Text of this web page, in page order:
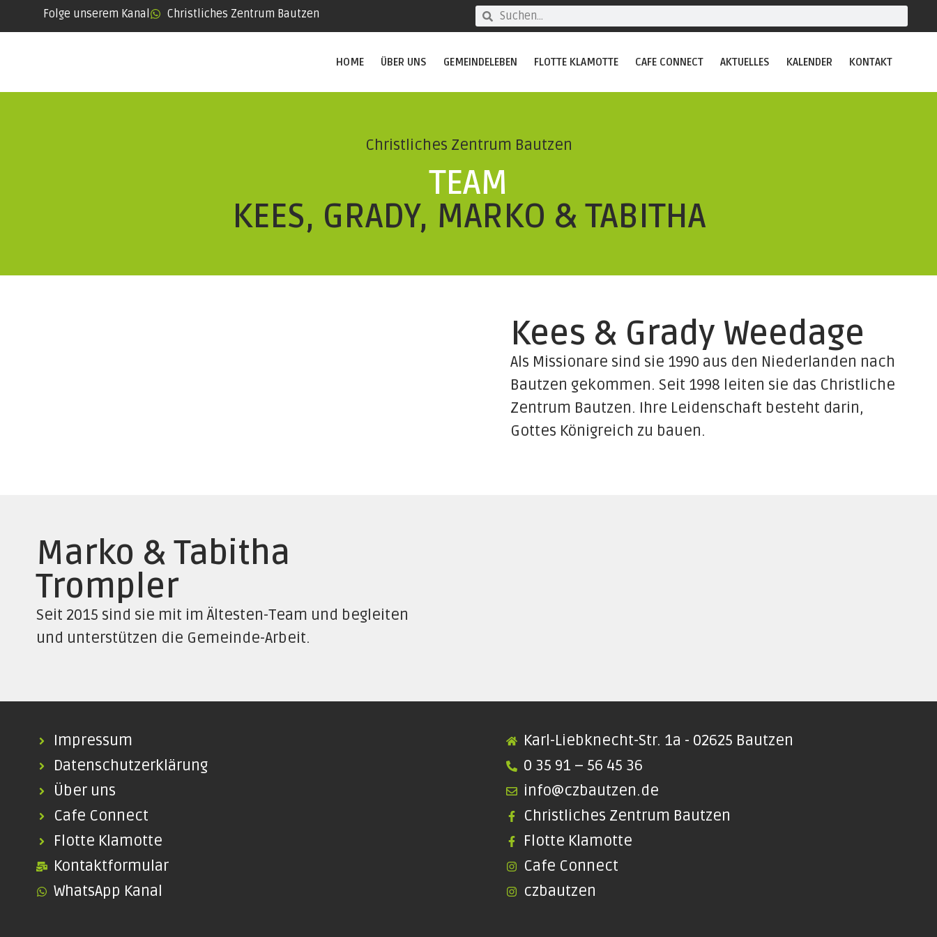
Folge unserem Kanal Christliches Zentrum Bautzen
HOME ÜBER UNS GEMEINDELEBEN FLOTTE KLAMOTTE CAFE CONNECT AKTUELLES KALENDER KONTAKT
Christliches Zentrum Bautzen
TEAM
KEES, GRADY, MARKO & TABITHA
Kees & Grady Weedage
Als Missionare sind sie 1990 aus den Niederlanden nach
Bautzen gekommen. Seit 1998 leiten sie das Christliche
Zentrum Bautzen. Ihre Leidenschaft besteht darin,
Gottes Königreich zu bauen.
Marko & Tabitha
Trompler
Seit 2015 sind sie mit im Ältesten-Team und begleiten
und unterstützen die Gemeinde-Arbeit.
Impressum
Datenschutzerklärung
Über uns
Cafe Connect
Flotte Klamotte
Kontaktformular
WhatsApp Kanal
Karl-Liebknecht-Str. 1a - 02625 Bautzen
0 35 91 – 56 45 36
info@czbautzen.de
Christliches Zentrum Bautzen
Flotte Klamotte
Cafe Connect
czbautzen